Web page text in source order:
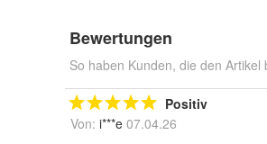
Bewertungen
So haben Kunden, die den
Positiv
Von: i***e 07.04.26